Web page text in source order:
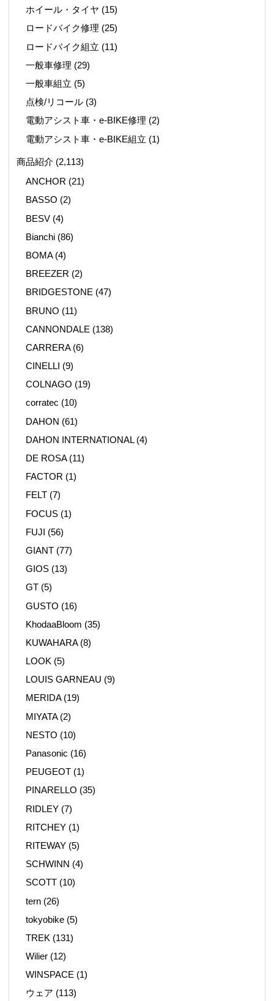
ホイール・タイヤ (15)
ロードバイク修理 (25)
ロードバイク組立 (11)
一般車修理 (29)
一般車組立 (5)
点検/リコール (3)
電動アシスト車・e-BIKE修理 (2)
電動アシスト車・e-BIKE組立 (1)
商品紹介 (2,113)
ANCHOR (21)
BASSO (2)
BESV (4)
Bianchi (86)
BOMA(4)
BREEZER (2)
BRIDGESTONE (47)
BRUNO (11)
CANNONDALE (138)
CARRERA(6)
CINELLI (9)
COLNAGO (19)
corratec (10)
DAHON (61)
DAHON INTERNATIONAL(4)
DE ROSA(11)
FACTOR (1)
FELT (7)
FOCUS (1)
FUJI (56)
GIANT (77)
GIOS (13)
GT (5)
GUSTO (16)
KhodaaBloom (35)
KUWAHARA(8)
LOOK (5)
LOUIS GARNEAU (9)
MERIDA(19)
MIYATA(2)
NESTO (10)
Panasonic (16)
PEUGEOT (1)
PINARELLO (35)
RIDLEY (7)
RITCHEY (1)
RITEWAY (5)
SCHWINN (4)
SCOTT (10)
tern (26)
tokyobike (5)
TREK (131)
Wilier (12)
WINSPACE (1)
ウェア (113)